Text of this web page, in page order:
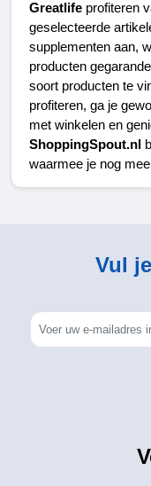
Greatlife profiteren
geselecteerde
supplementen aan,
producten
soort producten te
profiteren, ga je
ShoppingSpout.nl
waarmee je nog
Vul